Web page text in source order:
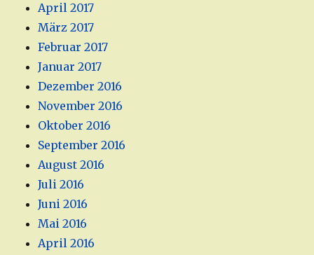
April 2017
März 2017
Februar 2017
Januar 2017
Dezember 2016
November 2016
Oktober 2016
September 2016
August 2016
Juli 2016
Juni 2016
Mai 2016
April 2016